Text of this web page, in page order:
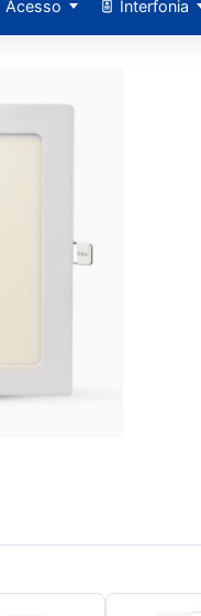
Acesso Interfonia